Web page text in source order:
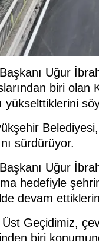
Uğur
biri
yükselttiklerini
sürdürüyor.
Uğur
hedefiyle
devam
Geçidimiz,
biri